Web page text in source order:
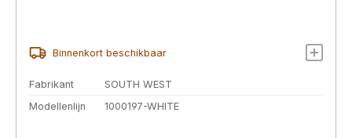
Binnenkort beschikbaar
Fabrikant
SOUTH WEST
Modellenlijn
1000197-WHITE